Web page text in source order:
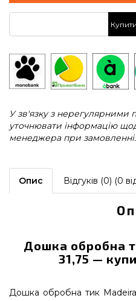
У зв'язку з нерегулярними
уточнювати інформацію
менеджера при замовленні.
Опис Відгуків (0) (0
Дошка обробна
31,75 —
Дошка обробна тик